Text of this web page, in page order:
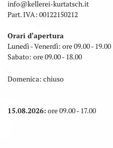
info@kellerei-kurtatsch.it
Part. IVA: 00122150212
Orari d'apertura
Lunedì - Venerdì: ore 09.00 - 19.00
Sabato: ore 09.00 - 18.00
Domenica: chiuso
15.08.2026: ore 09.00 - 17.00